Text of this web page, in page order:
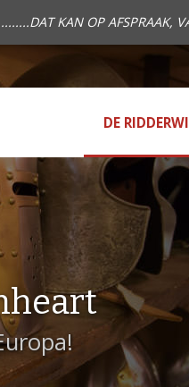
KAN OP AFSPRAAK,
DE